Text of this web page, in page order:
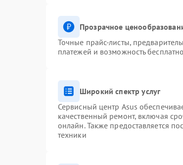
Прозрачное
Точные прайс-листы,
платежей и возможность
Широкий спектр услуг
Сервисный центр Asus
качественный ремонт, включая
онлайн. Также предоставляется
техники